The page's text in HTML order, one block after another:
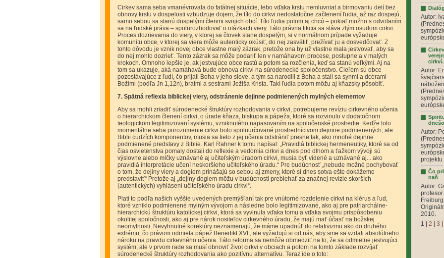
Cirkev sama seba vmanévrovala do fatálnej situácie, lebo vďaka krstu nemluvniat a birmovaniu detí bez
obnovy krstu v dospelosti vzbudzuje dojem, že títo do cirkvi nedostatočne začlenení ľudia, až raz dospejú,
samo sebou sa stanú dospelými členmi svojich obcí. Títo ľudia potom aj chcú – pokiaľ možno s odvolaním
sa na ľudské práva – spolurozhodovať o otázkach viery. Táto právna fikcia sa stáva zlým osudom cirkvi.
Proces dozrievania do viery, v ktorej sa človek stane dospelým, si v normálnom prípade vyžaduje
komunitu obce, v ktorej sa viera môže autenticky okúsiť, do nej zasvätiť, prežívať ju a dosvedčovať. Z
tohto dôvodu je vznik novej obce vlastne malý zázrak, pretože ona by už vlastne mala jestvovať, aby sa
do nej mohlo dozrieť. Tento zázrak sa môže podariť len v namáhavom procese, postupne a v malých
krokoch. Omnoho lepšie je, ak jestvujúce obce rastú a potom sa rozčlenia, keď sa stanú veľkými. Aj na
tom sa ukazuje, aká namáhavá bude obnova cirkvi na súrodenecké spoločenstvo. Cieľom sú obce
pozostávajúce z ľudí, čo prijali Boha v jeho slove, a tým sa narodili z Boha a stali sa synmi a dcérami
Božími (podľa Jn 1,12n), bratmi a sestrami Ježiša Krista. Takí ľudia potom môžu aj kňazsky pôsobiť.
7. Spätná reflexia biblickej viery, odstránenie dejinne podmienených mylných elementov
Aby sa mohli zriadiť súrodenecké štruktúry rozhodovania v cirkvi, potrebujeme revíziu cirkevného učenia
o hierarchickom členení cirkvi, o úrade kňaza, biskupa a pápeža, ktoré sa rozvinulo v dodatočnom
teologickom legitimizovaní systému, vzniknutého napasovaním na spoločenské prostredie. Keďže toto
momentálne seba porozumenie cirkvi bolo spoluurčované prostredníctvom dejinne podmienených, ale
Biblii cudzích komponentov, musia sa tieto z jej učenia odstrániť presne tak, ako mnohé dejinne
podmienené predstavy z Biblie. Karl Rahner k tomu napísal: „Pravidlá biblickej hermeneutiky, ktoré sa od
čias osvietenstva pomaly dostali do reflexie a vedomia cirkvi a dnes pod dlhom a ťažkom vývoji sú
výslovne alebo mlčky uznávané aj učiteľským úradom cirkvi, musia byť videné a uznávané aj... ako
pravidlá interpretácie učení neskoršieho učiteľského úradu.“ Pre budúcnosť „nebude možné pochybovať
o tom, že dejiny viery a dogiem prinášajú so sebou aj zmeny, ktoré si dnes sotva ešte dokážeme
predstaviť“ Pretože aj „dejiny dogiem môžu v budúcnosti prebiehať za značnej revízie skorších
(autentických) vyhlásení učiteľského úradu cirkvi“.
Platí to podľa našich vyššie uvedených premýšľaní tak pre vnútorné rozdelenie cirkvi na klérus a ľud,
ktoré vzniklo podmienené mylným vývojom a následne bolo legitimizované, ako aj pre patriarchálne-
hierarchickú štruktúru katolíckej cirkvi, ktorá sa vyvinula vďaka tomu a vďaka svojmu prispôsobeniu
okolitej spoločnosti, ako aj pre nárok nositeľov cirkevného úradu, že majú mať účasť na božskej
neomylnosti. Nevyhnutné korektúry neznamenajú, že máme upadnúť do relativizmu ako do druhého
extrému, čo právom odmieta pápež Benedikt XVI., ale vyžadujú si od nás, aby sme sa vzdali absolútneho
nároku na pravdu cirkevného učenia. Táto reforma sa nemôže obmedziť na to, že sa odmietne jestvujúci
systém, ale v prvom rade sa musí obnoviť život cirkvi v obciach a potom na tomto základe rozvíjať
súrodenecké štruktúry rozhodovania ako pozitívnu alternatívu. Teraz ide o toto:
Autor:
cirkví.
Autor:
Autor:
projektu
Čo
naň
Autor:
2010.
1
2 3